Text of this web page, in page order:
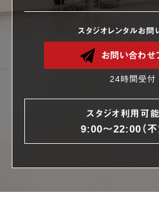
スタジオレンタルお問
お問い合わせ
24時間受付
スタジオ利用可
9:00〜22:00（不